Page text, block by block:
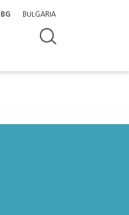
BG BULGARIA